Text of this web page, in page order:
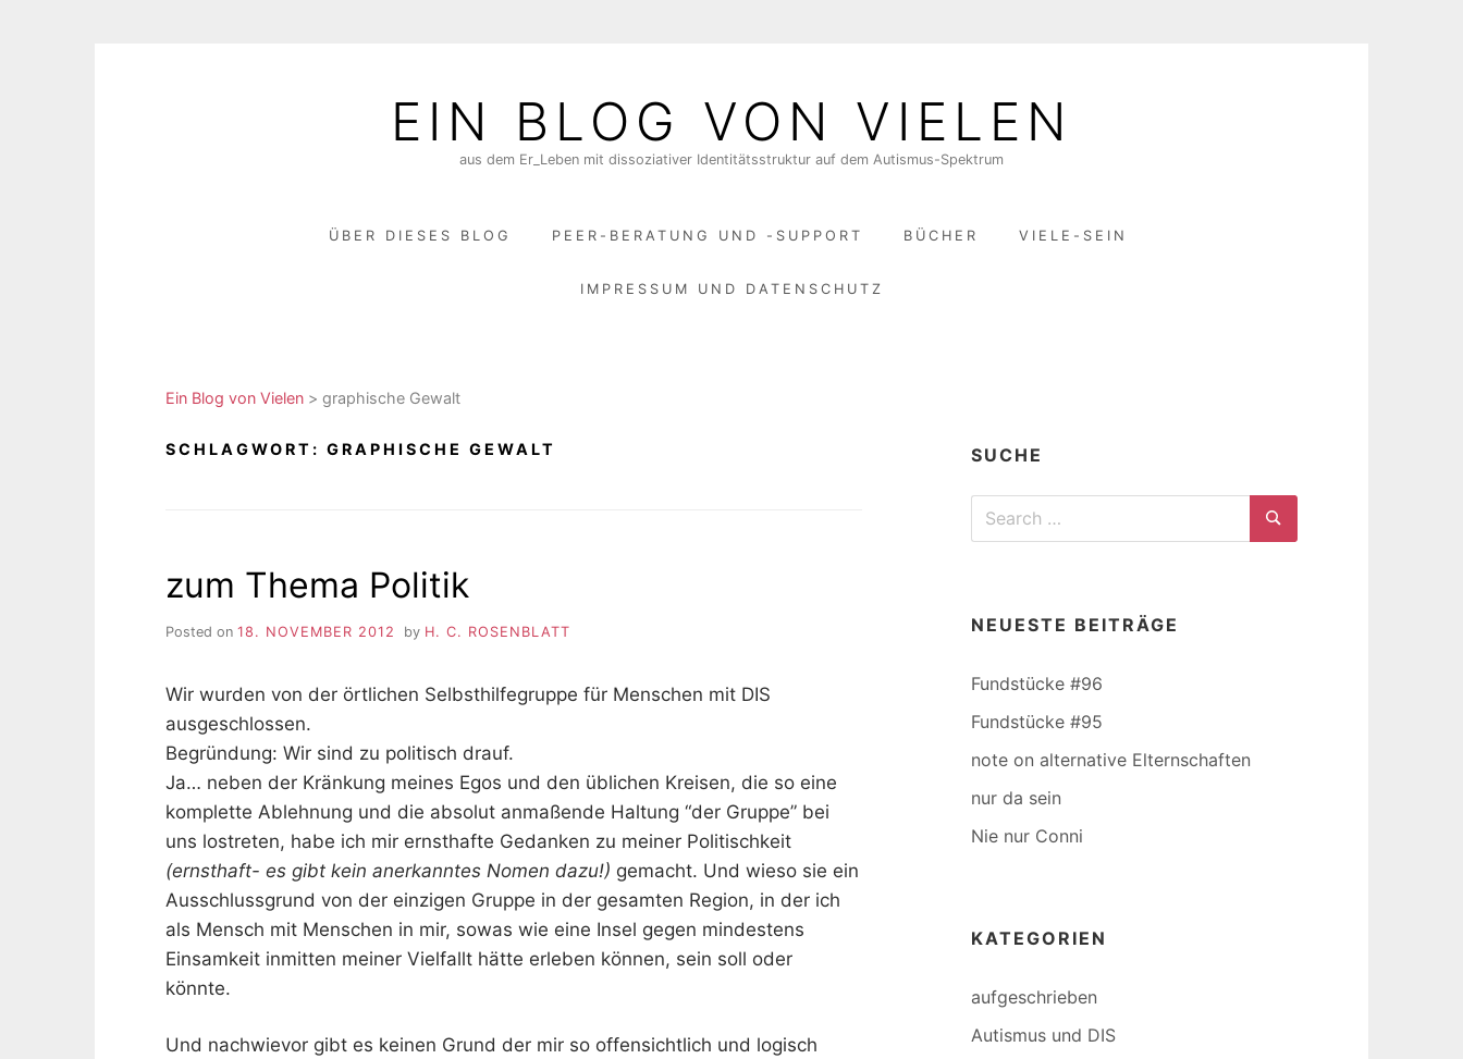
EIN BLOG VON VIELEN
aus dem Er_Leben mit dissoziativer Identitätsstruktur auf dem Autismus-Spektrum
ÜBER DIESES BLOG PEER-BERATUNG UND -SUPPORT BÜCHER VIELE-SEIN
IMPRESSUM UND DATENSCHUTZ
Ein Blog von Vielen > graphische Gewalt
SCHLAGWORT: GRAPHISCHE GEWALT
zum Thema Politik
Posted on 18. NOVEMBER 2012 by H. C. ROSENBLATT
Wir wurden von der örtlichen Selbsthilfegruppe für Menschen mit DIS
ausgeschlossen.
Begründung: Wir sind zu politisch drauf.
Ja… neben der Kränkung meines Egos und den üblichen Kreisen, die so eine
komplette Ablehnung und die absolut anmaßende Haltung “der Gruppe” bei
uns lostreten, habe ich mir ernsthafte Gedanken zu meiner Politischkeit
(ernsthaft- es gibt kein anerkanntes Nomen dazu!) gemacht. Und wieso sie ein
Ausschlussgrund von der einzigen Gruppe in der gesamten Region, in der ich
als Mensch mit Menschen in mir, sowas wie eine Insel gegen mindestens
Einsamkeit inmitten meiner Vielfallt hätte erleben können, sein soll oder
könnte.
Und nachwievor gibt es keinen Grund der mir so offensichtlich und logisch
SUCHE
Search
Search
NEUESTE BEITRÄGE
Fundstücke #96
Fundstücke #95
note on alternative Elternschaften
nur da sein
Nie nur Conni
KATEGORIEN
aufgeschrieben
Autismus und DIS